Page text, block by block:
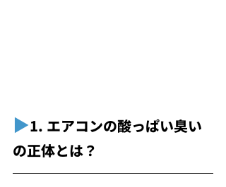
▶︎1. エアコンの酸っぱい臭い
の正体とは？